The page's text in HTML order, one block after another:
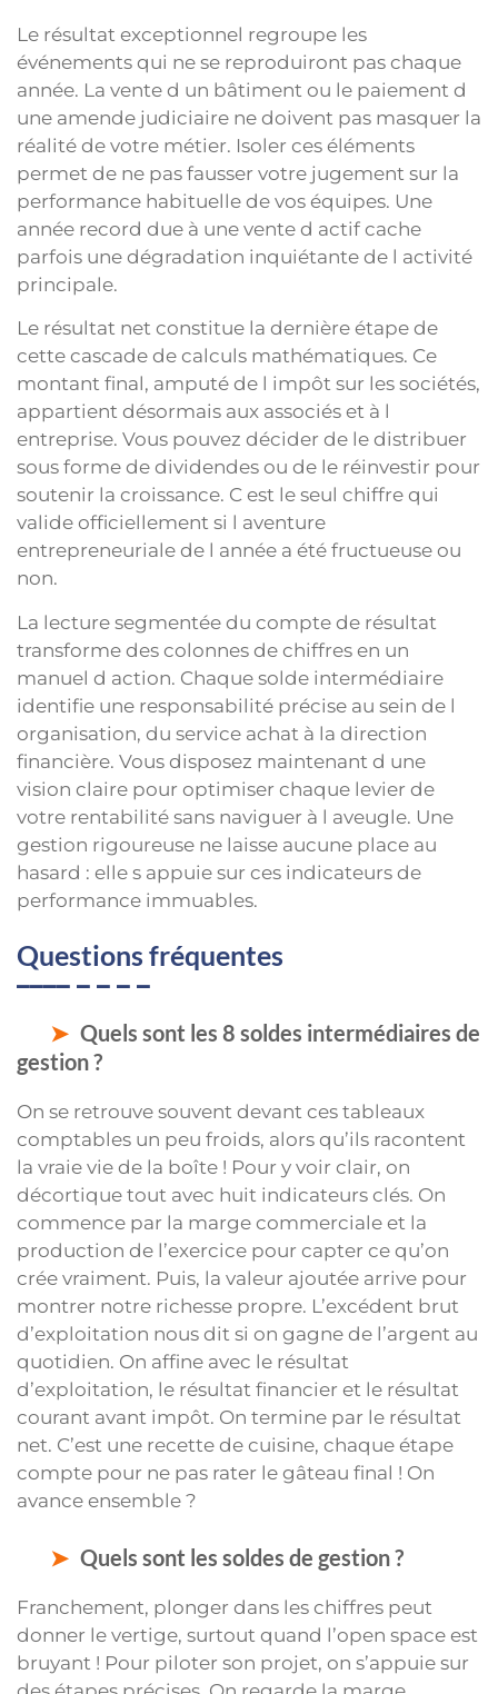
Le résultat exceptionnel regroupe les
événements qui ne se reproduiront pas chaque
année. La vente d un bâtiment ou le paiement d
une amende judiciaire ne doivent pas masquer la
réalité de votre métier. Isoler ces éléments
permet de ne pas fausser votre jugement sur la
performance habituelle de vos équipes. Une
année record due à une vente d actif cache
parfois une dégradation inquiétante de l activité
principale.
Le résultat net constitue la dernière étape de
cette cascade de calculs mathématiques. Ce
montant final, amputé de l impôt sur les sociétés,
appartient désormais aux associés et à l
entreprise. Vous pouvez décider de le distribuer
sous forme de dividendes ou de le réinvestir pour
soutenir la croissance. C est le seul chiffre qui
valide officiellement si l aventure
entrepreneuriale de l année a été fructueuse ou
non.
La lecture segmentée du compte de résultat
transforme des colonnes de chiffres en un
manuel d action. Chaque solde intermédiaire
identifie une responsabilité précise au sein de l
organisation, du service achat à la direction
financière. Vous disposez maintenant d une
vision claire pour optimiser chaque levier de
votre rentabilité sans naviguer à l aveugle. Une
gestion rigoureuse ne laisse aucune place au
hasard : elle s appuie sur ces indicateurs de
performance immuables.
Questions fréquentes
Quels sont les 8 soldes intermédiaires de
gestion ?
On se retrouve souvent devant ces tableaux
comptables un peu froids, alors qu’ils racontent
la vraie vie de la boîte ! Pour y voir clair, on
décortique tout avec huit indicateurs clés. On
commence par la marge commerciale et la
production de l’exercice pour capter ce qu’on
crée vraiment. Puis, la valeur ajoutée arrive pour
montrer notre richesse propre. L’excédent brut
d’exploitation nous dit si on gagne de l’argent au
quotidien. On affine avec le résultat
d’exploitation, le résultat financier et le résultat
courant avant impôt. On termine par le résultat
net. C’est une recette de cuisine, chaque étape
compte pour ne pas rater le gâteau final ! On
avance ensemble ?
Quels sont les soldes de gestion ?
Franchement, plonger dans les chiffres peut
donner le vertige, surtout quand l’open space est
bruyant ! Pour piloter son projet, on s’appuie sur